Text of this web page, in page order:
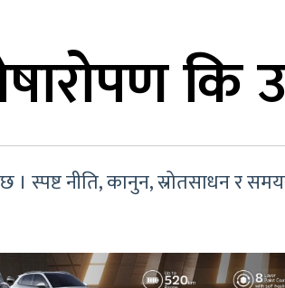
कि
स्पष्ट नीति, कानुन, स्रोतसाधन र